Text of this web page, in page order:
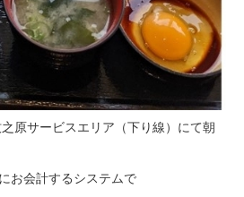
原サービスエリア（下り線）にて朝
お会計するシステムで